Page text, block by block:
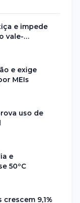
e impede
vale-
e exige
MEIs
uso de
e
50ºC
9,1%